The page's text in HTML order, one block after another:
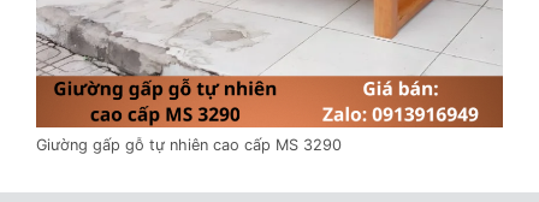
Giường gấp gỗ tự nhiên cao cấp MS 3290